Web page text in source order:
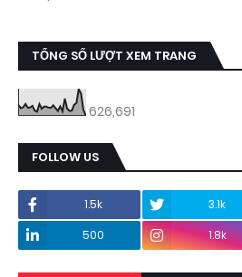
TỔNG SỐ LƯỢT XEM TRANG
626,691
FOLLOW US
1.5k 3.1k
500
1.8k